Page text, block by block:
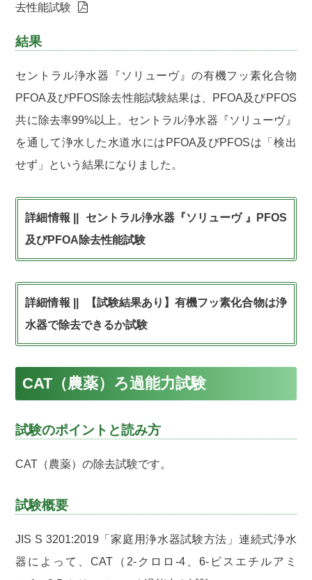
去性能試験
結果
セントラル浄水器『ソリューヴ』の有機フッ素化合物
PFOA及びPFOS除去性能試験結果は、PFOA及びPFOS
共に除去率99%以上。セントラル浄水器『ソリューヴ』
を通して浄水した水道水にはPFOA及びPFOSは「検出
せず」という結果になりました。
セントラル浄水器『ソリューヴ 』PFOS
及びPFOA除去性能試験
【試験結果あり】有機フッ素化合物は浄
水器で除去できるか試験
CAT（農薬）ろ過能力試験
試験のポイントと読み方
CAT（農薬）の除去試験です。
試験概要
JIS S 3201:2019「家庭用浄水器試験方法」連続式浄水
器によって、CAT（2-クロロ-4、6-ビスエチルアミ